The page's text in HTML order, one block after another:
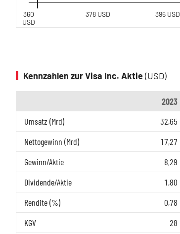
360
USD
378 USD 396 USD
Kennzahlen zur Visa Inc. Aktie(USD)
2023
Umsatz (Mrd)
32,65
Nettogewinn (Mrd)
17,27
Gewinn/Aktie
8,29
Dividende/Aktie
1,80
Rendite (%)
0,78
KGV
28